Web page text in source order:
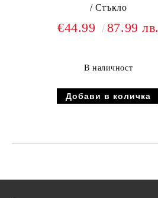
/ Стъкло
€44.99 87.99 лв.
В наличност